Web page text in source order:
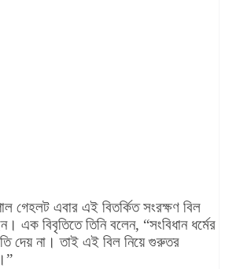
গেহলট এবার এই বিতর্কিত সংরক্ষণ বিল
এক বিবৃতিতে তিনি বলেন, “সংবিধান ধর্মের
দেয় না। তাই এই বিল নিয়ে গুরুতর